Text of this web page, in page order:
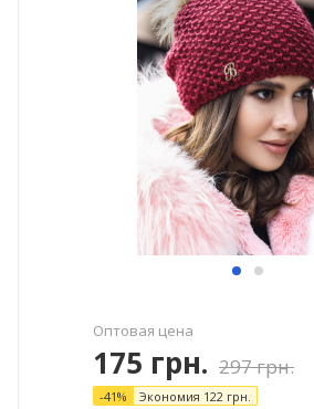
Оптовая цена
175 грн. 297грн.
-41% Экономия 122 грн.